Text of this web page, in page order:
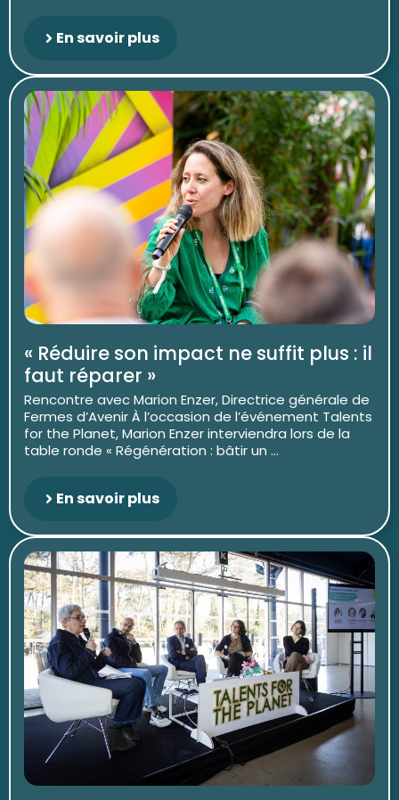
En savoir plus
« Réduire son impact ne suffit plus : il
faut réparer »
Rencontre avec Marion Enzer, Directrice générale de
Fermes d’Avenir À l’occasion de l’événement Talents
for the Planet, Marion Enzer interviendra lors de la
table ronde « Régénération : bâtir un ...
En savoir plus